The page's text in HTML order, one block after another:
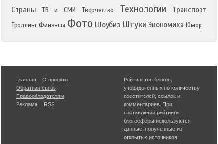
Страны
ТВ и СМИ Творчество Технологии Транспорт
Троллинг Финансы Фото Шоубиз Штуки Экономика Юмор
Главная
О проекте
Обратная связь
Правообладателям
Реклама
RSS
Рейтинг топ блогов
упорядоченных по количеству
посетителей, ссылок и
комментариев. При
составлении рейтинга
блогосферы используются
данные, полученные из
открытых источников.